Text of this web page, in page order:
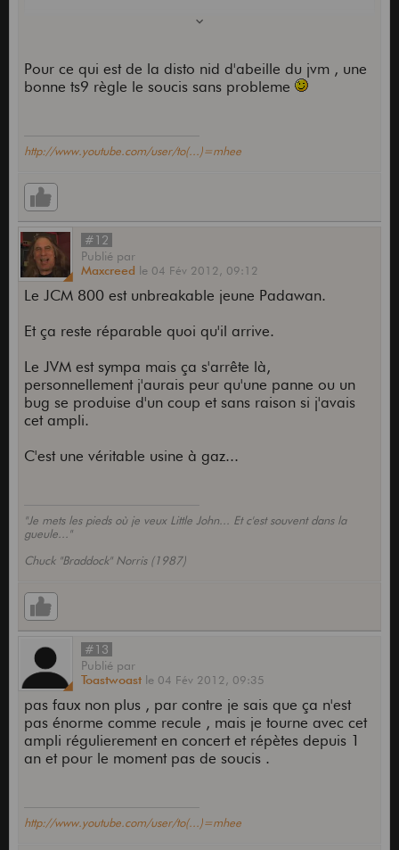
De toute façon ils me faut 2 canaux, un clair et un
bidouiller mes potards sur ma guitare pour passer
de la disto au crunch puis au son clair...
bien, je pense que c'est le plus approprié pour
mon usage.
J'aime aussi beaucoup le grain du rectifier, ça
perce bien le mix aussi, j'en ai eu un que j'ai
revendu car inutilisable à bas volume et bouton
de volume pas progressif du tout.
Le top c'est le Mesa Mini rectifier qui peut etre
utilisé à bas volume. Dommage que Marshall ne
top...
En attendant je me rabas sur le JVM faute de
mieux.
D'ailleurs comme baffle 2x12 ou 4x12 vous me
Pour ce qui est de la disto nid d'abeille du jvm , une
bonne ts9 règle le soucis sans probleme
http://www.youtube.com/user/to(...)=mhee
#12
Publié par
Maxcreed le 04 Fév 2012, 09:12
Le JCM 800 est unbreakable jeune Padawan.
Et ça reste réparable quoi qu'il arrive.
Le JVM est sympa mais ça s'arrête là,
personnellement j'aurais peur qu'une panne ou un
bug se produise d'un coup et sans raison si j'avais
cet ampli.
C'est une véritable usine à gaz...
"Je mets les pieds où je veux Little John... Et c'est souvent dans la
gueule..."
Chuck "Braddock" Norris (1987)
#13
Publié par
Toastwoast le 04 Fév 2012, 09:35
pas faux non plus , par contre je sais que ça n'est
pas énorme comme recule , mais je tourne avec cet
ampli régulierement en concert et répètes depuis 1
an et pour le moment pas de soucis .
http://www.youtube.com/user/to(...)=mhee